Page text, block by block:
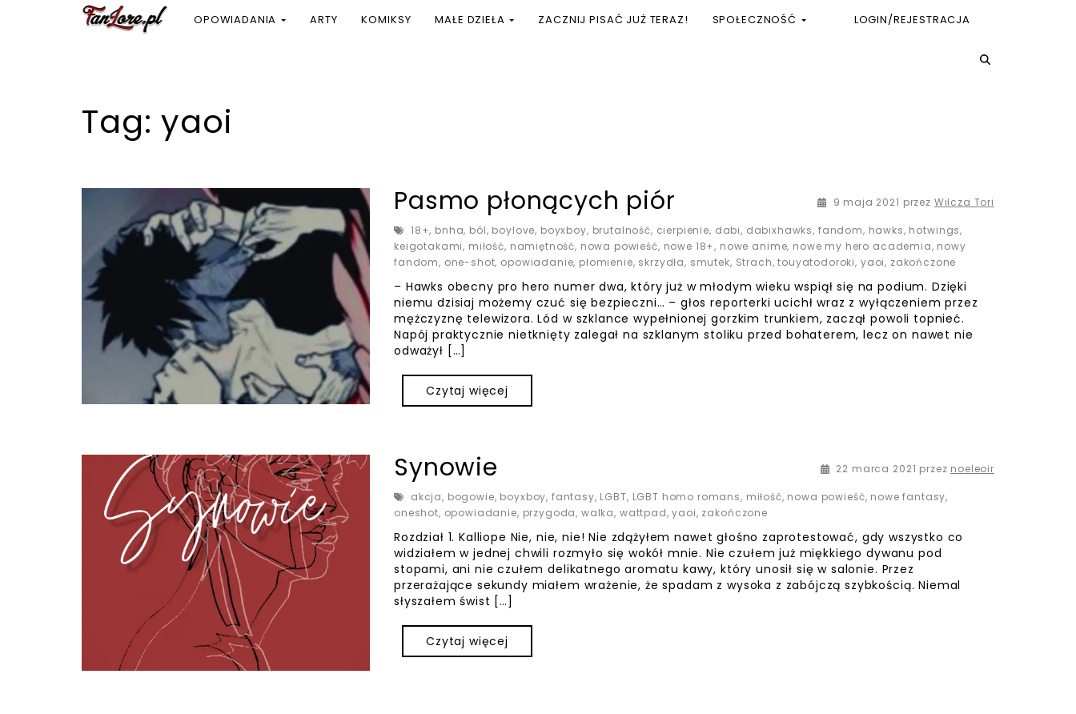
OPOWIADANIA ARTY KOMIKSY MAŁE DZIEŁA ZACZNIJ PISAĆ JUŻ TERAZ! SPOŁECZNOŚĆ LOGIN/REJESTRACJA
Tag:yaoi
Pasmo płonących piór 9 maja 2021 przez Wilcza Tori
18+, bnha, ból, boylove, boyxboy, brutalność, cierpienie, dabi, dabixhawks, fandom, hawks, hotwings,
keigotakami, miłość, namiętność, nowa powieść, nowe 18+, nowe anime, nowe my hero academia, nowy
fandom, one-shot, opowiadanie, płomienie, skrzydła, smutek, Strach,touyatodoroki, yaoi, zakończone
– Hawks obecny pro hero numer dwa, który już w młodym wieku wspiął się na podium. Dzięki
niemu dzisiaj możemy czuć się bezpieczni… – głos reporterki ucichł wraz z wyłączeniem przez
mężczyznę telewizora. Lód w szklance wypełnionej gorzkim trunkiem, zaczął powoli topnieć.
Napój praktycznie nietknięty zalegał na szklanym stoliku przed bohaterem, lecz on nawet nie
odważył […]
Czytaj więcej
Synowie 22 marca 2021 przez noeleoir
akcja, bogowie, boyxboy, fantasy, LGBT, LGBT homo romans, miłość, nowa powieść, nowe fantasy,
oneshot, opowiadanie, przygoda, walka, wattpad,yaoi, zakończone
Rozdział 1. Kalliope Nie, nie, nie! Nie zdążyłem nawet głośno zaprotestować, gdy wszystko co
widziałem w jednej chwili rozmyło się wokół mnie. Nie czułem już miękkiego dywanu pod
stopami, ani nie czułem delikatnego aromatu kawy, który unosił się w salonie. Przez
przerażające sekundy miałem wrażenie, że spadam z wysoka z zabójczą szybkością. Niemal
słyszałem świst […]
Czytaj więcej